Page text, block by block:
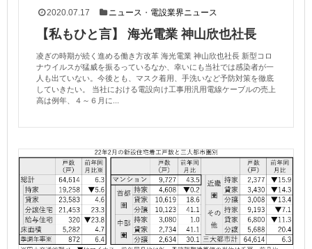
2020.07.17 ニュース ・ 電設業界ニュース
【私もひと言】 海光電業 神山欣也社長
凌ぎの時期が続く進める働き方改革 海光電業 神山欣也社長 新型コロ
ナウイルスが猛威を振るっているなか、幸いにも当社では感染者が一
人も出ていない。今後とも、マスク着用、手洗いなど予防対策を徹底
していきたい。 当社における電設向け工事用汎用電線ケーブルの売上
高は例年、４～６月に...